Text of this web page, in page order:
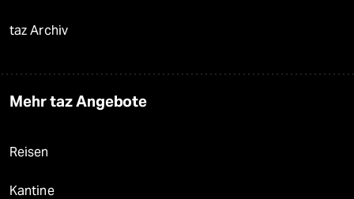
taz Archiv
Mehr taz Angebote
Reisen
Kantine